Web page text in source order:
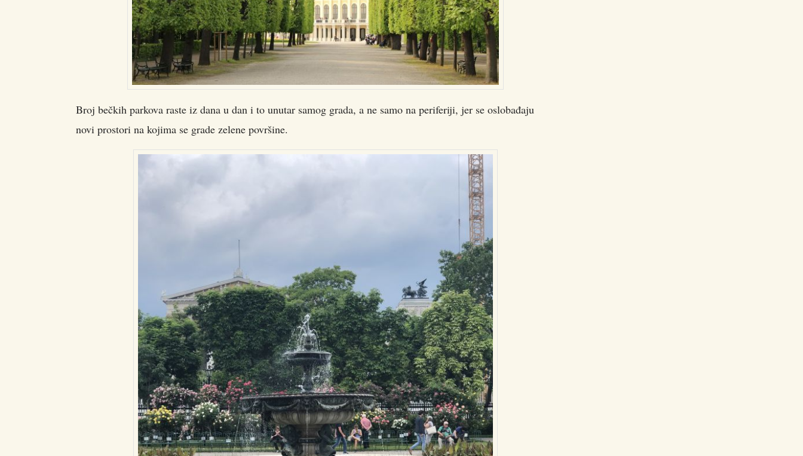
Broj bečkih parkova raste iz dana u dan i to unutar samog grada, a ne samo na periferiji, jer se oslobađaju
novi prostori na kojima se grade zelene površine.